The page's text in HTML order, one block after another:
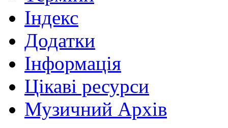
Індекс
Додатки
Інформація
Цікаві ресурси
Музичний Архів